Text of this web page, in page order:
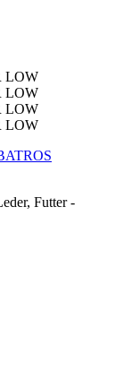
Futter -